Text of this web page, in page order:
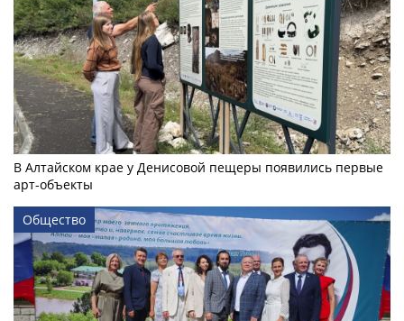
В Алтайском крае у Денисовой пещеры появились первые
арт-объекты
Общество